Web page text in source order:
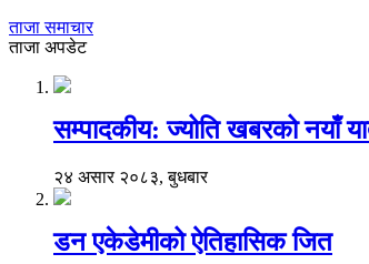
ताजा समाचार
ताजा अपडेट
सम्पादकीय: ज्योति खबरको नयाँ
२४ असार २०८३, बुधबार
डन एकेडेमीको ऐतिहासिक जित